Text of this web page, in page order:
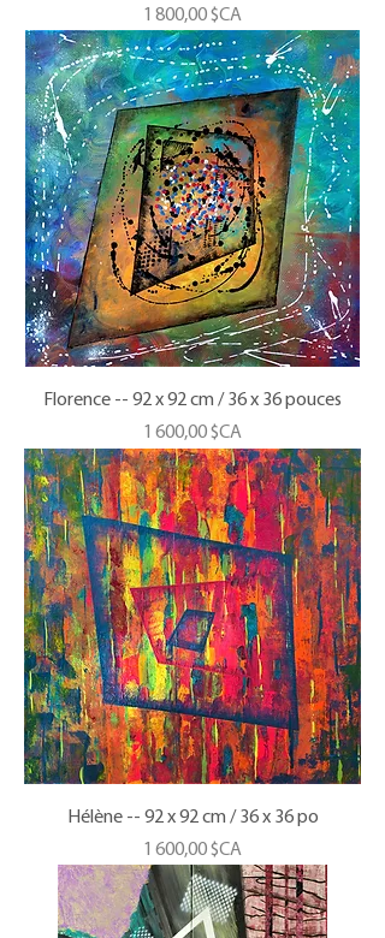
Prix
1 800,00 $CA
Florence -- 92 x 92 cm / 36 x 36 pouces
Prix
1 600,00 $CA
Hélène -- 92 x 92 cm / 36 x 36 po
Prix
1 600,00 $CA